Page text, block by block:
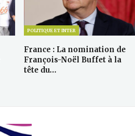
POLITIQUE ET INTER
France : La nomination de
François-Noël Buffet à la
tête du…